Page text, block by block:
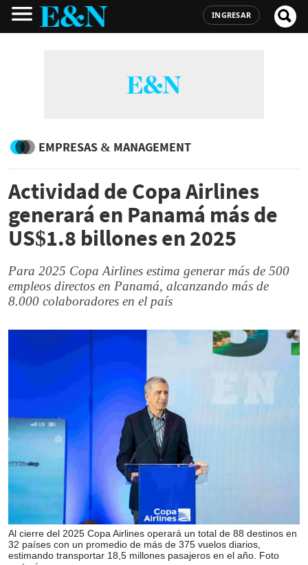
INGRESAR
EMPRESAS & MANAGEMENT
Actividad de Copa Airlines
generará en Panamá más de
US$1.8 billones en 2025
Para 2025 Copa Airlines estima generar más de 500
empleos directos en Panamá, alcanzando más de
8.000 colaboradores en el país
Al cierre del 2025 Copa Airlines operará un total de 88 destinos en
32 países con un promedio de más de 375 vuelos diarios,
estimando transportar 18,5 millones pasajeros en el año. Foto